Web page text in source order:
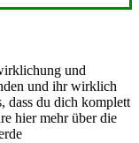
und
und ihr wirklich
dass du dich komplett
hier mehr über die